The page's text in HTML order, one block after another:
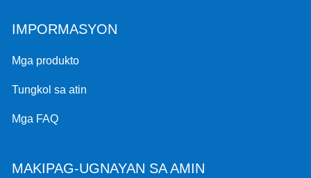
IMPORMASYON
Mga produkto
Tungkol sa atin
Mga FAQ
MAKIPAG-UGNAYAN SA AMIN